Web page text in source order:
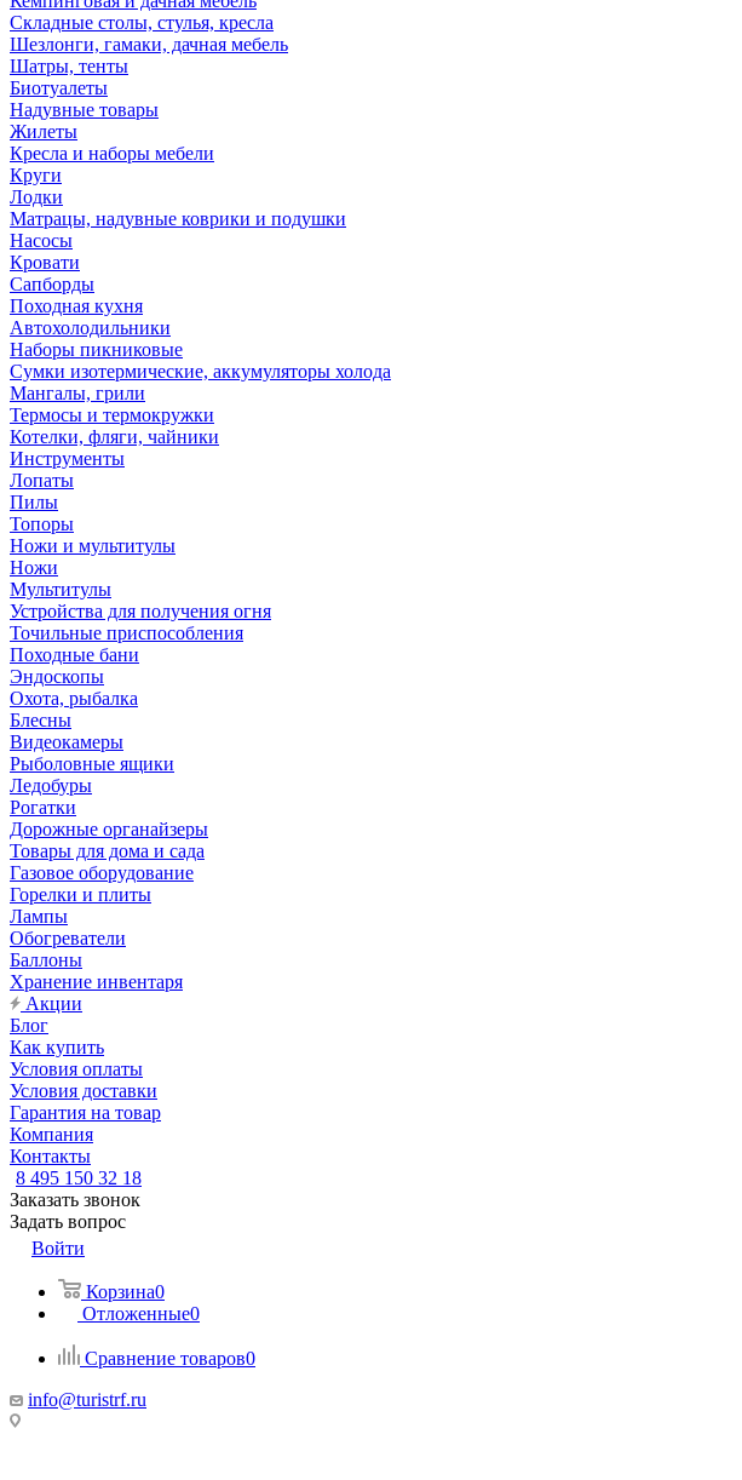
Складные столы, стулья, кресла
Шезлонги, гамаки, дачная мебель
Шатры, тенты
Биотуалеты
Надувные товары
Жилеты
Кресла и наборы мебели
Круги
Лодки
Матрацы, надувные коврики и подушки
Насосы
Кровати
Сапборды
Походная кухня
Автохолодильники
Наборы пикниковые
Сумки изотермические, аккумуляторы холода
Мангалы, грили
Термосы и термокружки
Котелки, фляги, чайники
Инструменты
Лопаты
Пилы
Топоры
Ножи и мультитулы
Ножи
Мультитулы
Устройства для получения огня
Точильные приспособления
Походные бани
Эндоскопы
Охота, рыбалка
Блесны
Видеокамеры
Рыболовные ящики
Ледобуры
Рогатки
Дорожные органайзеры
Товары для дома и сада
Газовое оборудование
Горелки и плиты
Лампы
Обогреватели
Баллоны
Хранение инвентаря
Акции
Блог
Как купить
Условия оплаты
Условия доставки
Гарантия на товар
Компания
Контакты
8 495 150 32 18
Заказать звонок
Задать вопрос
Войти
Корзина0
Отложенные0
Сравнение товаров0
info@turistrf.ru